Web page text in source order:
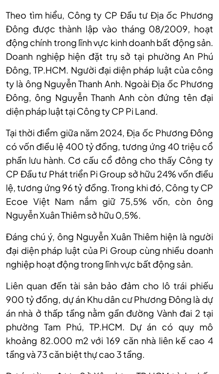
Theo tìm hiểu, Công ty CP Đầu tư Địa ốc Phương
Đông được thành lập vào tháng 08/2009, hoạt
động chính trong lĩnh vực kinh doanh bất động sản.
Doanh nghiệp hiện đặt trụ sở tại phường An Phú
Đông, TP.HCM. Người đại diện pháp luật của công
ty là ông Nguyễn Thanh Anh. Ngoài Địa ốc Phương
Đông, ông Nguyễn Thanh Anh còn đứng tên đại
diện pháp luật tại Công ty CP Pi Land.
Tại thời điểm giữa năm 2024, Địa ốc Phương Đông
có vốn điều lệ 400 tỷ đồng, tương ứng 40 triệu cổ
phần lưu hành. Cơ cấu cổ đông cho thấy Công ty
CP Đầu tư Phát triển Pi Group sở hữu 24% vốn điều
lệ, tương ứng 96 tỷ đồng. Trong khi đó, Công ty CP
Ecoe Việt Nam nắm giữ 75,5% vốn, còn ông
Nguyễn Xuân Thiêm sở hữu 0,5%.
Đáng chú ý, ông Nguyễn Xuân Thiêm hiện là người
đại diện pháp luật của Pi Group cùng nhiều doanh
nghiệp hoạt động trong lĩnh vực bất động sản.
Liên quan đến tài sản bảo đảm cho lô trái phiếu
900 tỷ đồng, dự án Khu dân cư Phương Đông là dự
án nhà ở thấp tầng nằm gần đường Vành đai 2 tại
phường Tam Phú, TP.HCM. Dự án có quy mô
khoảng 82.000 m2 với 169 căn nhà liên kế cao 4
tầng và 73 căn biệt thự cao 3 tầng.